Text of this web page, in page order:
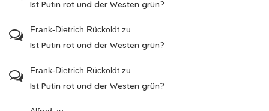
Ist Putin rot und der Westen grün?
Frank-Dietrich Rückoldt zu
Ist Putin rot und der Westen grün?
Frank-Dietrich Rückoldt zu
Ist Putin rot und der Westen grün?